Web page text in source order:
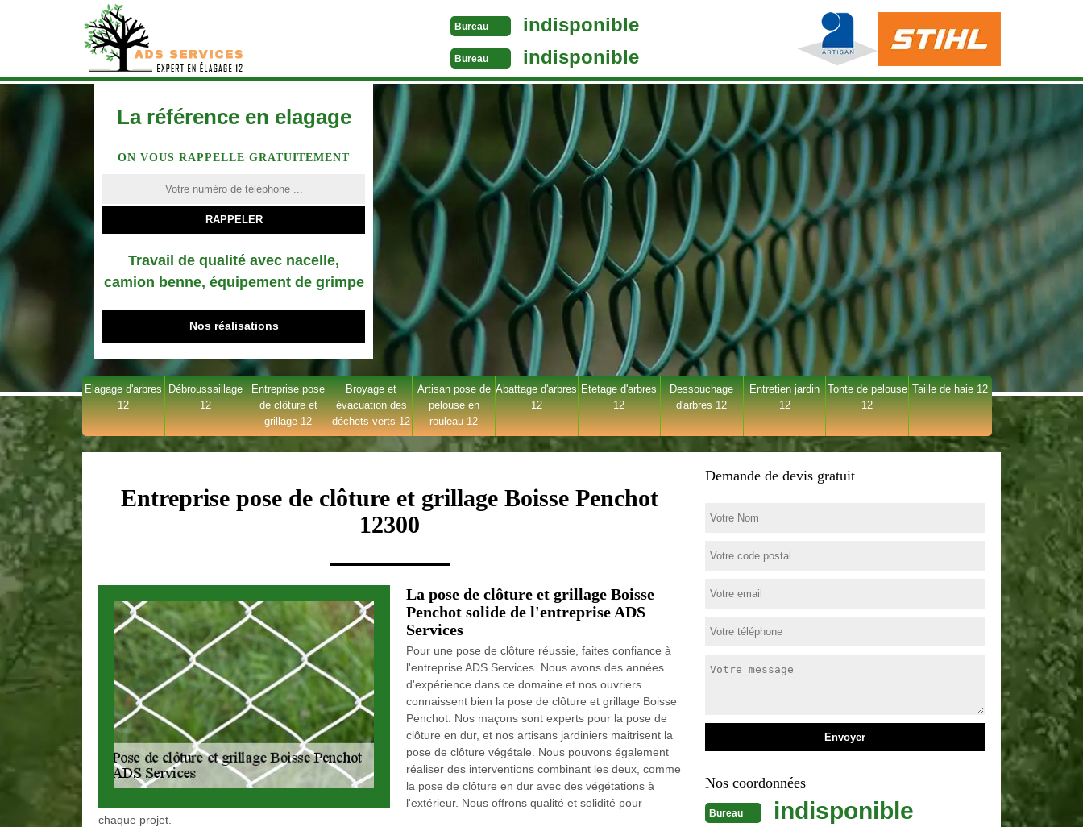
Bureau indisponible
Bureau indisponible
La référence en elagage
ON VOUS RAPPELLE GRATUITEMENT
Travail de qualité avec nacelle,
camion benne, équipement de grimpe
Nos réalisations
Elagage d'arbres
12
Débroussaillage
12
Entreprise pose
de clôture et
grillage 12
Broyage et
évacuation des
déchets verts 12
Artisan pose de
pelouse en
rouleau 12
Abattage d'arbres
12
Etetage d'arbres
12
Dessouchage
d'arbres 12
Entretien jardin
12
Tonte de pelouse
12
Taille de haie 12
Entreprise pose de clôture et grillage Boisse Penchot
12300
La pose de clôture et grillage Boisse
Penchot solide de l'entreprise ADS
Services
Pour une pose de clôture réussie, faites confiance à
l'entreprise ADS Services. Nous avons des années
d'expérience dans ce domaine et nos ouvriers
connaissent bien la pose de clôture et grillage Boisse
Penchot. Nos maçons sont experts pour la pose de
clôture en dur, et nos artisans jardiniers maitrisent la
pose de clôture végétale. Nous pouvons également
réaliser des interventions combinant les deux, comme
la pose de clôture en dur avec des végétations à
l'extérieur. Nous offrons qualité et solidité pour
chaque projet.
Demande de devis gratuit
Nos coordonnées
Bureau indisponible